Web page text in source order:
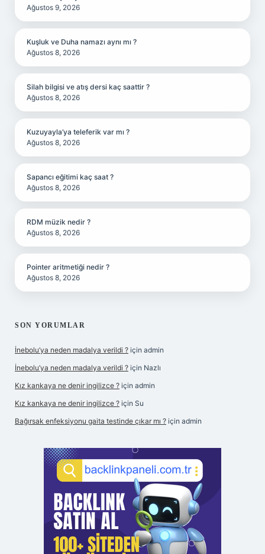
Ağustos 9, 2026
Kuşluk ve Duha namazı aynı mı ?
Ağustos 8, 2026
Silah bilgisi ve atış dersi kaç saattir ?
Ağustos 8, 2026
Kuzuyayla’ya teleferik var mı ?
Ağustos 8, 2026
Sapancı eğitimi kaç saat ?
Ağustos 8, 2026
RDM müzik nedir ?
Ağustos 8, 2026
Pointer aritmetiği nedir ?
Ağustos 8, 2026
SON YORUMLAR
İnebolu’ya neden madalya verildi ? için admin
İnebolu’ya neden madalya verildi ? için Nazlı
Kız kankaya ne denir ingilizce ? için admin
Kız kankaya ne denir ingilizce ? için Su
Bağırsak enfeksiyonu gaita testinde çıkar mı ? için admin